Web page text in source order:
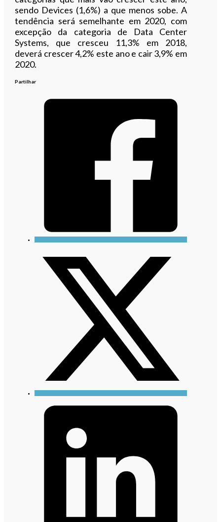
sendo Devices (1,6%) a que menos sobe. A
tendência será semelhante em 2020, com
excepção da categoria de Data Center
Systems, que cresceu 11,3% em 2018,
deverá crescer 4,2% este ano e cair 3,9% em
2020.
Partilhar